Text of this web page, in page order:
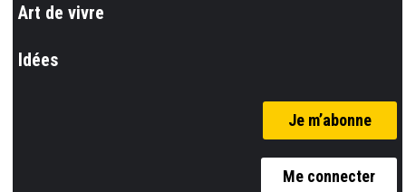
Art de vivre
Idées
Je m’abonne
Me connecter